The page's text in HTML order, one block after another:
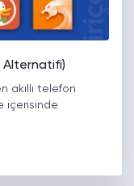
Alternatifi)
akıllı telefon
içerisinde